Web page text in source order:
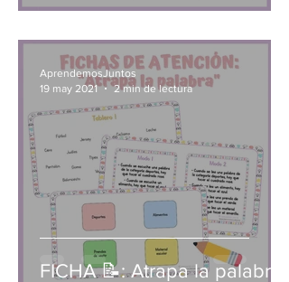
FICHA 📝: Atrapa la palabra
AprendemosJuntos
19 may 2021
2 min de lectura